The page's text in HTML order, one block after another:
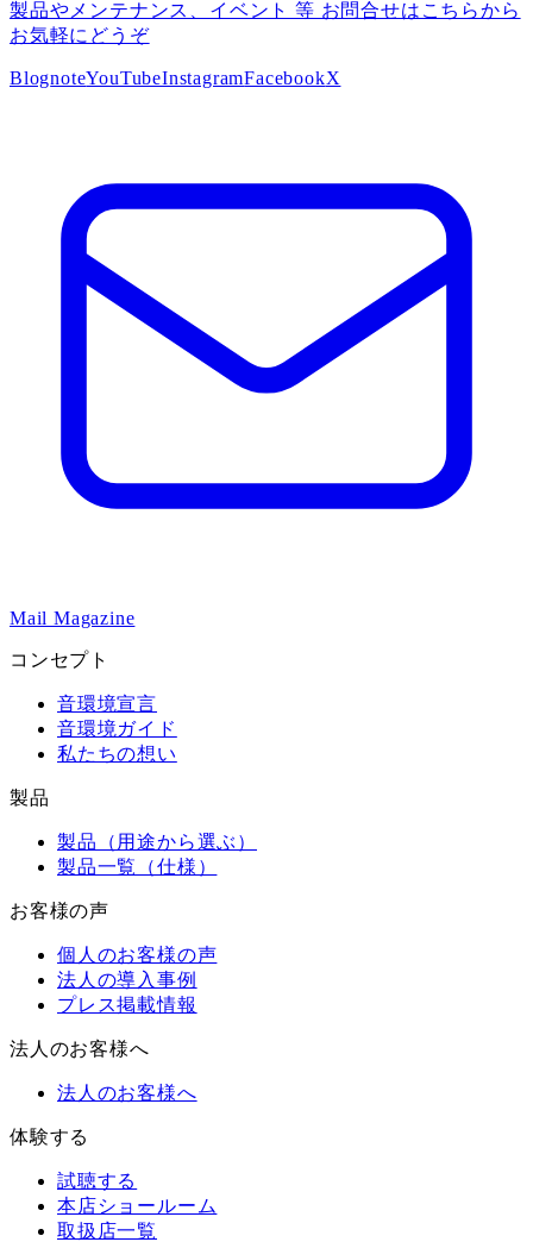
製品やメンテナンス、イベント 等 お問合せはこちらから
お気軽にどうぞ
BlognoteYouTubeInstagramFacebookX
Mail Magazine
コンセプト
音環境宣言
音環境ガイド
私たちの想い
製品
製品（用途から選ぶ）
製品一覧（仕様）
お客様の声
個人のお客様の声
法人の導入事例
プレス掲載情報
法人のお客様へ
法人のお客様へ
体験する
試聴する
本店ショールーム
取扱店一覧